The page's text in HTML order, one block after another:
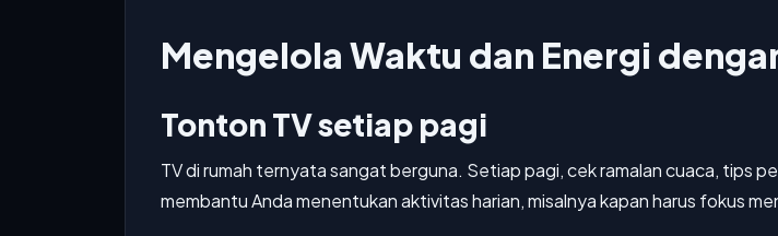
Mengelola Waktu dan Energi
Tonton TV setiap pagi
TV di rumah ternyata sangat berguna. Setiap pagi, cek ramalan cuaca, tips
membantu Anda menentukan aktivitas harian, misalnya kapan harus fokus